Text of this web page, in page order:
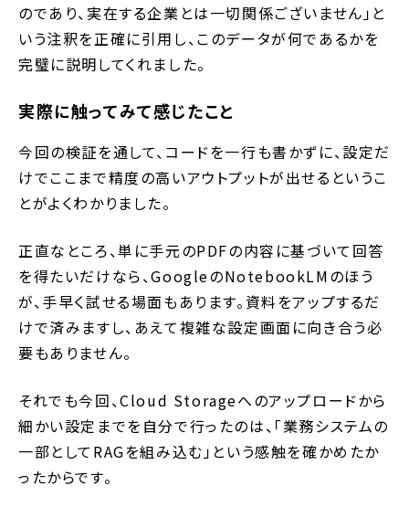
のであり、実在する企業とは一切関係ございません」と
いう注釈を正確に引用し、このデータが何であるかを
完璧に説明してくれました。
実際に触ってみて感じたこと
今回の検証を通して、コードを一行も書かずに、設定だ
けでここまで精度の高いアウトプットが出せるというこ
とがよくわかりました。
正直なところ、単に手元のPDFの内容に基づいて回答
を得たいだけなら、GoogleのNotebookLMのほう
が、手早く試せる場面もあります。資料をアップするだ
けで済みますし、あえて複雑な設定画面に向き合う必
要もありません。
それでも今回、Cloud Storageへのアップロードから
細かい設定までを自分で行ったのは、「業務システムの
一部としてRAGを組み込む」という感触を確かめたか
ったからです。